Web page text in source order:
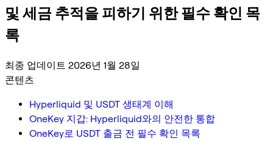
및 세금 추적을 피하기 위한 필수 확인 목
록
최종 업데이트 2026년 1월 28일
콘텐츠
Hyperliquid 및 USDT 생태계 이해
OneKey 지갑: Hyperliquid와의 안전한 통합
OneKey로 USDT 출금 전 필수 확인 목록